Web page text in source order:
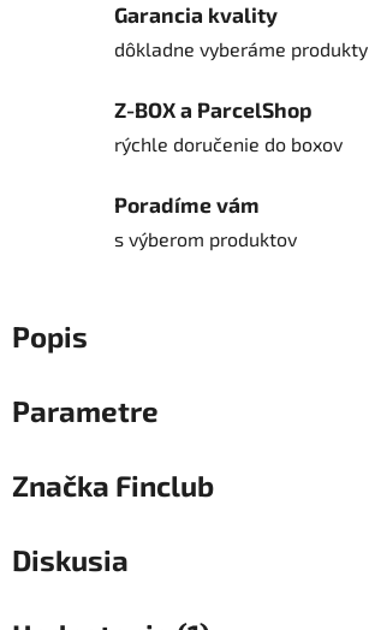
Garancia kvality
dôkladne vyberáme produkty
Z-BOX a ParcelShop
rýchle doručenie do boxov
Poradíme vám
s výberom produktov
Popis
Parametre
Značka Finclub
Diskusia